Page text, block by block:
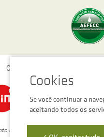
Configurações de cookies
de la Empresa Digital de Navarra”
Se você continuar a
aceitando todos os